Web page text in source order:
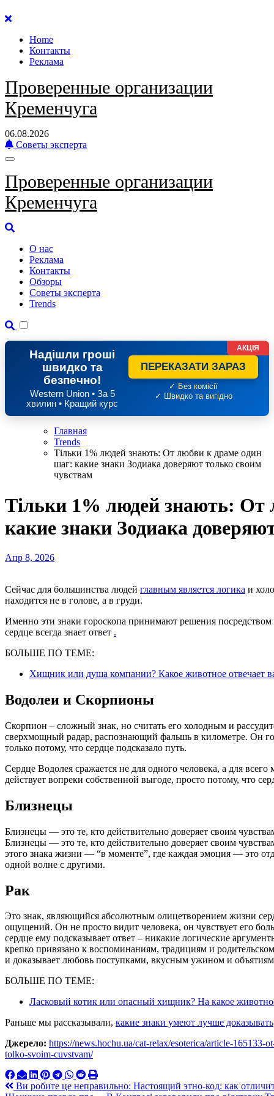
Перейти
содержанию
Home
Контакты
Реклама
Проверенные организации
Кременчуга
06.08.2026
Советы эксперта
Проверенные организации
Кременчуга
О нас
Реклама
Контакты
Обзоры
Советы эксперта
Trends
Надішли гроші
швидко та
безпечно!
Western Union • За 5
хвилин • Кращий курс
ПЕРЕКАЗАТИ ЗАРАЗ
✓ Без комісії
✓ Швидко та вигідно
АКЦІЯ
Главная
Trends
Тільки 1% людей знають: От любви к драме один
шаг: какие знаки Зодиака доверяют только своим
чувствам
Тільки 1% людей знають:
какие знаки Зодиака
Апр 8, 2026
Сейчас для большинства людей главным является логика и
находится не в голове, а в груди.
Именно эти знаки гороскопа принимают решения
сердце всегда знает ответ .
БОЛЬШЕ ПО ТЕМЕ:
Хищник или душа компании? Какое животное отвечает
Водолеи и Скорпионы
Скорпион – сложный знак, но считать его холодным и
сверхмощный радар, распознающий фальшь в километре. Он
только потому, что сердце подсказало путь.
Сердце Водолея сражается не для одного человека, а для
действует вопреки собственной выгоде, просто потому, что
Близнецы
Близнецы — это те, кто действительно доверяет своим
Близнецы — это те, кто действительно доверяет своим
этого знака жизни — “в моменте”, где каждая эмоция — это
одной волне с другими.
Рак
Это знак, являющийся абсолютным олицетворением жизни
ощущений. Он не просто видит человека, он чувствует его
сердце ему подсказывает ответ – никакие логические
крепко привязано к воспоминаниям, традициям и
и доказывает любовь поступками, вкусным ужином и
БОЛЬШЕ ПО ТЕМЕ:
Ласковый котик или опасный хищник? На какое
Раньше мы рассказывали, какие знаки умеют лучше доказывать
Джерело: https://news.hochu.ua/cat-relax/esoterica/article-
tolko-svoim-cuvstvam/
Навигация
Ви робите це неправильно: Настоящий этно-код: как